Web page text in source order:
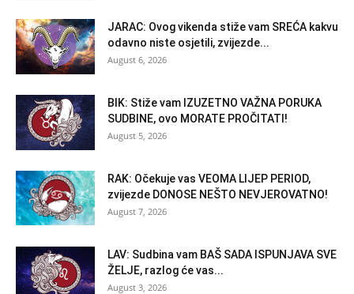
JARAC: Ovog vikenda stiže vam SREĆA kakvu
odavno niste osjetili, zvijezde...
August 6, 2026
BIK: Stiže vam IZUZETNO VAŽNA PORUKA
SUDBINE, ovo MORATE PROČITATI!
August 5, 2026
RAK: Očekuje vas VEOMA LIJEP PERIOD,
zvijezde DONOSE NEŠTO NEVJEROVATNO!
August 7, 2026
LAV: Sudbina vam BAŠ SADA ISPUNJAVA SVE
ŽELJE, razlog će vas...
August 3, 2026